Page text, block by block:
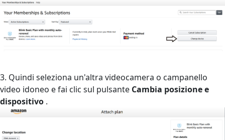
3. Quindi seleziona un'altra videocamera o campanello
video idoneo e fai clic sul pulsante Cambia posizione e
dispositivo .